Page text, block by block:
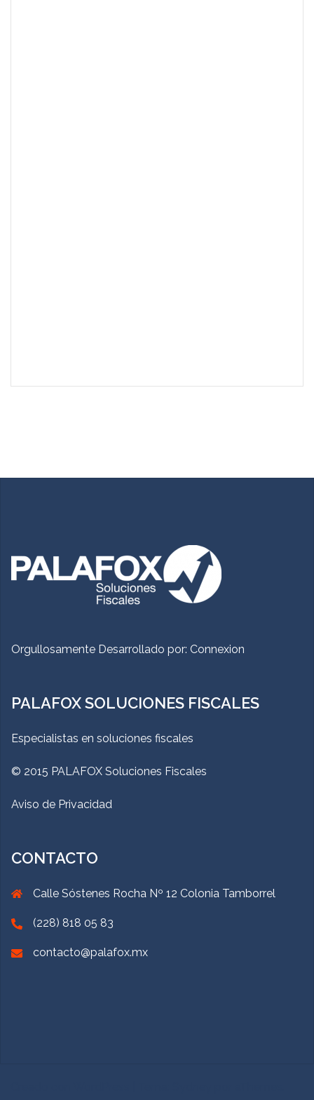
Orgullosamente Desarrollado por: Connexion
PALAFOX SOLUCIONES FISCALES
Especialistas en soluciones fiscales
© 2015 PALAFOX Soluciones Fiscales
Aviso de Privacidad
CONTACTO
Calle Sóstenes Rocha Nº 12 Colonia Tamborrel
(228) 818 05 83
contacto@palafox.mx